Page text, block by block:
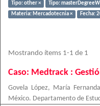
Tipo: other × Tipo:
Materia: Mercadotecnia ×
Fecha:
Mostrando ítems 1-1 de 1
Caso: Medtrack :
Govela López, María Fernanda
México. Departamento de